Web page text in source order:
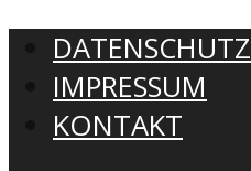
DATENSCHUTZ
IMPRESSUM
KONTAKT